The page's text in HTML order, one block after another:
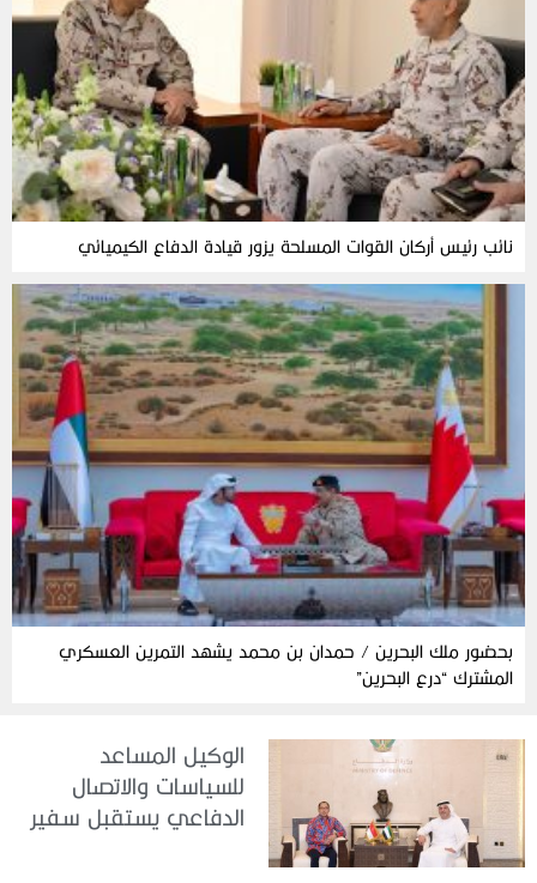
نائب رئيس أركان القوات المسلحة يزور قيادة الدفاع الكيميائي
بحضور ملك البحرين / حمدان بن محمد يشهد التمرين العسكري
المشترك “درع البحرين”
الوكيل المساعد
للسياسات والاتصال
الدفاعي يستقبل سفير